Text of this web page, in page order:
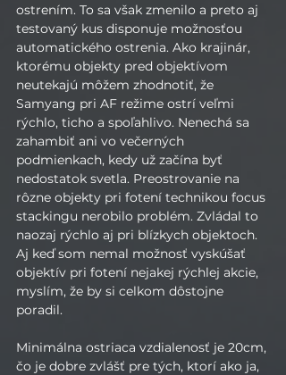
ostrením. To sa však zmenilo a preto aj
testovaný kus disponuje možnosťou
automatického ostrenia. Ako krajinár,
ktorému objekty pred objektívom
neutekajú môžem zhodnotiť, že
Samyang pri AF režime ostrí veľmi
rýchlo, ticho a spoľahlivo. Nenechá sa
zahambiť ani vo večerných
podmienkach, kedy už začína byť
nedostatok svetla. Preostrovanie na
rôzne objekty pri fotení technikou focus
stackingu nerobilo problém. Zvládal to
naozaj rýchlo aj pri blízkych objektoch.
Aj keď som nemal možnosť vyskúšať
objektív pri fotení nejakej rýchlej akcie,
myslím, že by si celkom dôstojne
poradil.
Minimálna ostriaca vzdialenosť je 20cm,
čo je dobre zvlášť pre tých, ktorí ako ja,